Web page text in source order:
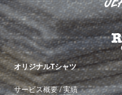
オリジナルTシャツ
サービス概要/実績